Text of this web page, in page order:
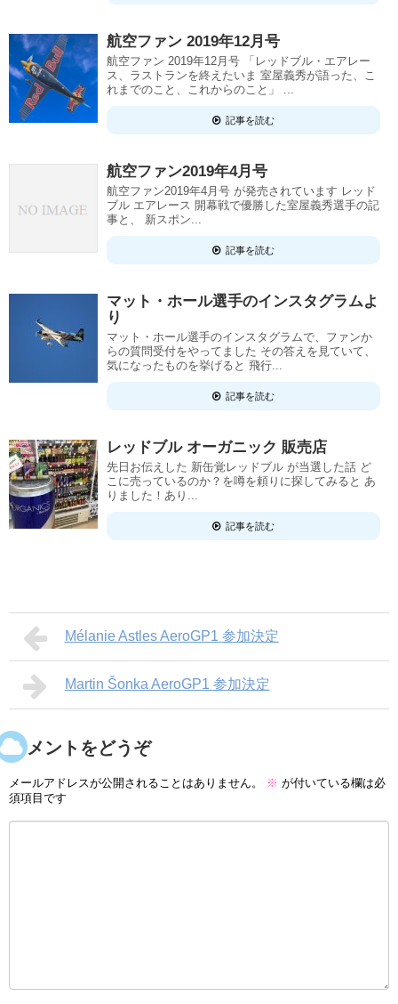
航空ファン 2019年12月号
航空ファン 2019年12月号 「レッドブル・エアレー
ス、ラストランを終えたいま 室屋義秀が語った、こ
れまでのこと、これからのこと」 ...
記事を読む
航空ファン2019年4月号
航空ファン2019年4月号 が発売されています レッド
ブル エアレース 開幕戦で優勝した室屋義秀選手の記
事と、 新スポン...
記事を読む
マット・ホール選手のインスタグラムよ
り
マット・ホール選手のインスタグラムで、ファンか
らの質問受付をやってました その答えを見ていて、
気になったものを挙げると 飛行...
記事を読む
レッドブル オーガニック 販売店
先日お伝えした 新缶覚レッドブル が当選した話 ど
こに売っているのか？を噂を頼りに探してみると あ
りました！あり...
記事を読む
Mélanie Astles AeroGP1 参加決定
Martin Šonka AeroGP1 参加決定
コメントをどうぞ
メールアドレスが公開されることはありません。 ※ が付いている欄は必
須項目です